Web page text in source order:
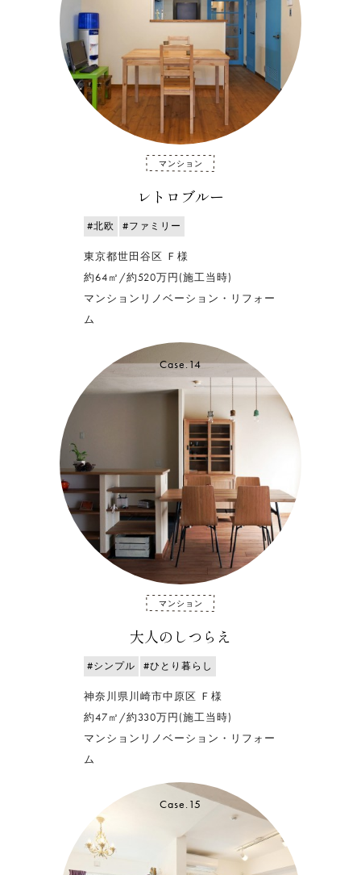
マンション
レトロブルー
#北欧 #ファミリー
東京都世田谷区 Ｆ様
約64㎡/約520万円(施工当時)
マンションリノベーション・リフォー
ム
Case.14
マンション
大人のしつらえ
#シンプル #ひとり暮らし
神奈川県川崎市中原区 Ｆ様
約47㎡/約330万円(施工当時)
マンションリノベーション・リフォー
ム
Case.15